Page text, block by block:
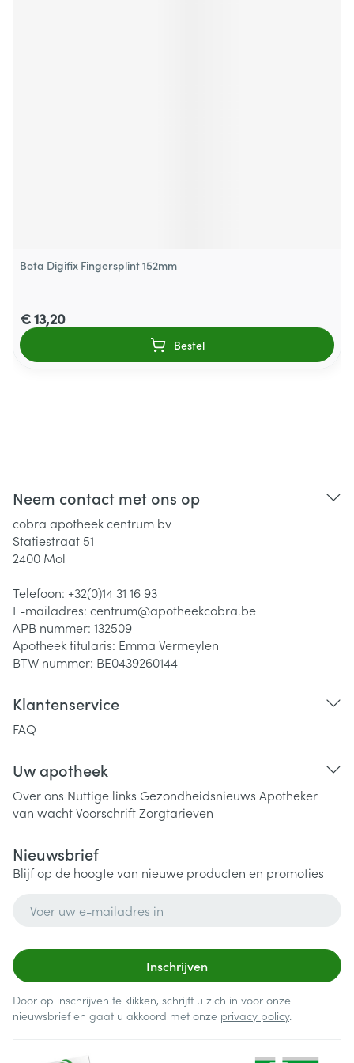
Bota Digifix Fingersplint 152mm
€ 13,20
Bestel
Neem contact met ons op
cobra apotheek centrum bv
Statiestraat 51
2400 Mol
Telefoon: +32(0)14 31 16 93
E-mailadres: centrum@apotheekcobra.be
APB nummer: 132509
Apotheek titularis: Emma Vermeylen
BTW nummer: BE0439260144
Klantenservice
FAQ
Uw apotheek
Over ons Nuttige links Gezondheidsnieuws Apotheker
van wachtVoorschriftZorgtarieven
Nieuwsbrief
Blijf op de hoogte van nieuwe producten en promoties
Inschrijven
Door op inschrijven te klikken, schrijft u zich in voor onze
nieuwsbrief en gaat u akkoord met onze privacy policy.